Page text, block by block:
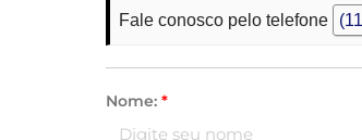
Fale conosco pelo telefone
Nome:*